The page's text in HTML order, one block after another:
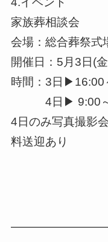
家族葬相談会
会場：総合葬祭式
開催日：5月3日(
時間：3日▶16:00
4日▶ 9:00～
4日のみ写真撮影
料送迎あり